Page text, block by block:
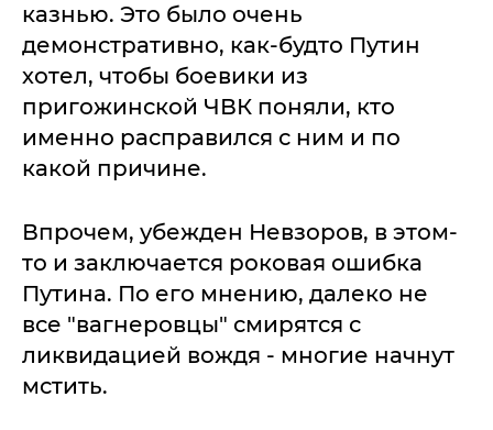
казнью. Это было очень
демонстративно, как-будто Путин
хотел, чтобы боевики из
пригожинской ЧВК поняли, кто
именно расправился с ним и по
какой причине.
Впрочем, убежден Невзоров, в этом-
то и заключается роковая ошибка
Путина. По его мнению, далеко не
все "вагнеровцы" смирятся с
ликвидацией вождя - многие начнут
мстить.